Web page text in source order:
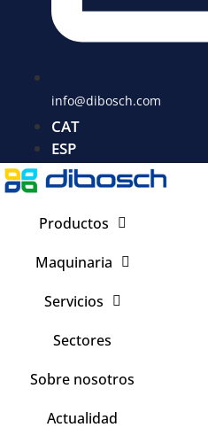
info@dibosch.com
CAT
ESP
Productos
Maquinaria
Servicios
Sectores
Sobre nosotros
Actualidad